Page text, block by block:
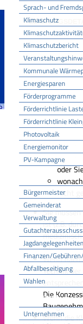
Sprach- und
Klimaschutz
Klimaschutzbericht
Kommunale
Energiesparen
Förderprogramme
Förderrichtlinie
Förderrichtlinie
Photovoltaik
Energiemonitor
PV-Kampagne
Bürgermeister
Gemeinderat
Verwaltung
Gutachterausschuss
Jagdangelegenheiten
Finanzen/
Abfallbeseitigung
Wahlen
Wirtschaft
Unternehmen
Landratsamt
Sie erhalten in
folgenden
Wenn
Als
die
oder
nicht
Sie
ist (z.B.
ist.
Wenn nach
Technik
entsprechen.
Die
Wenn die